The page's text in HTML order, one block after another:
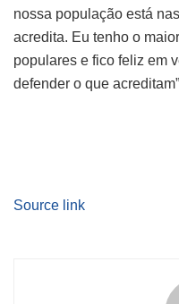
nossa população está
acredita. Eu tenho o
populares e fico feliz em
defender o que
Source link